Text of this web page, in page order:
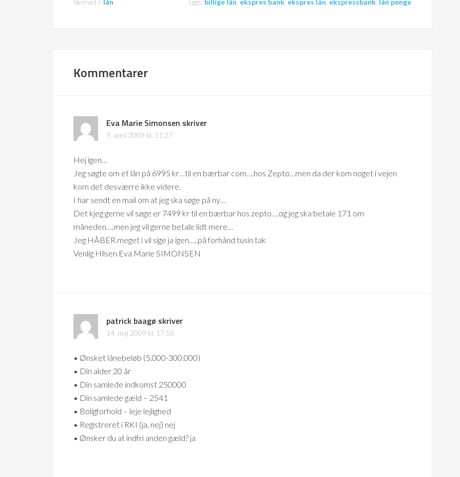
Skrevet i: lån Tags: billige lån ekspres bank ekspres lån ekspressbank lån penge
Kommentarer
Eva Marie Simonsen skriver
9. april 2009 kl. 11:27
Hej igen…
Jeg søgte om et lån på 6995 kr…til en bærbar com….hos Zepto…men da der kom noget i vejen
kom det desværre ikke videre.
I har sendt en mail om at jeg ska søge på ny…
Det kjeg gerne vil søge er 7499 kr til en bærbar hos zepto….og jeg ska betale 171 om
måneden….men jeg vil gerne betale lidt mere…
Jeg HÅBER meget i vil sige ja igen…..på forhånd tusin tak
Venlig Hilsen Eva Marie SIMONSEN
patrick baagø skriver
14. maj 2009 kl. 17:58
• Ønsket lånebeløb (5.000-300.000)
• Din alder 20 år
• Din samlede indkomst 250000
• Din samlede gæld – 2541
• Boligforhold – leje lejlighed
• Registreret i RKI (ja, nej) nej
• Ønsker du at indfri anden gæld? ja